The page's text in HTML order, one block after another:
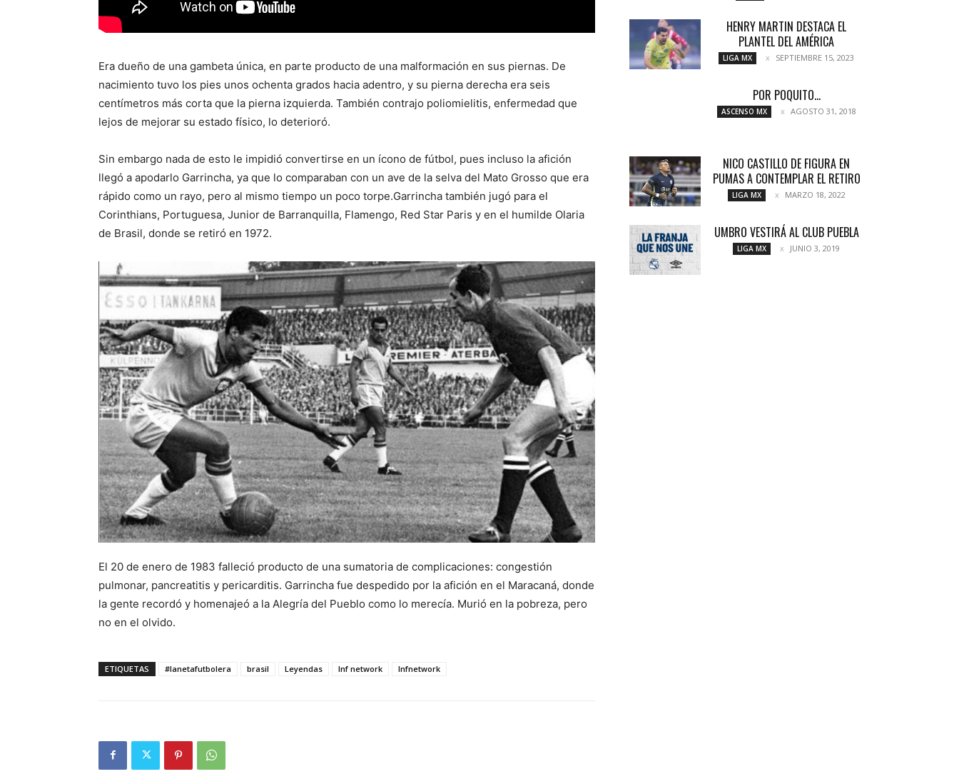
Era dueño de una gambeta única, en parte producto de una malformación en sus piernas. De
nacimiento tuvo los pies unos ochenta grados hacia adentro, y su pierna derecha era seis
centímetros más corta que la pierna izquierda. También contrajo poliomielitis, enfermedad que
lejos de mejorar su estado físico, lo deterioró.
Sin embargo nada de esto le impidió convertirse en un ícono de fútbol, pues incluso la afición
llegó a apodarlo Garrincha, ya que lo comparaban con un ave de la selva del Mato Grosso que era
rápido como un rayo, pero al mismo tiempo un poco torpe.Garrincha también jugó para el
Corinthians, Portuguesa, Junior de Barranquilla, Flamengo, Red Star Paris y en el humilde Olaria
de Brasil, donde se retiró en 1972.
El 20 de enero de 1983 falleció producto de una sumatoria de complicaciones: congestión
pulmonar, pancreatitis y pericarditis. Garrincha fue despedido por la afición en el Maracaná, donde
la gente recordó y homenajeó a la Alegría del Pueblo como lo merecía. Murió en la pobreza, pero
no en el olvido.
ETIQUETAS #lanetafutbolera brasil Leyendas lnf network lnfnetwork
HENRY MARTIN DESTACA EL
PLANTEL DEL AMÉRICA
LIGA MX SEPTIEMBRE 15, 2023
POR POQUITO…
ASCENSO MX AGOSTO 31, 2018
NICO CASTILLO DE FIGURA EN
PUMAS A CONTEMPLAR EL RETIRO
LIGA MX MARZO 18, 2022
UMBRO VESTIRÁ AL CLUB PUEBLA
LIGA MX JUNIO 3, 2019